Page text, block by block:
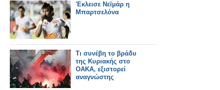
'Εκλεισε Νεϊμάρ η
Μπαρτσελόνα
Τι συνέβη το βράδυ
της Κυριακής στο
ΟΑΚΑ, εξιστορεί
αναγνώστης